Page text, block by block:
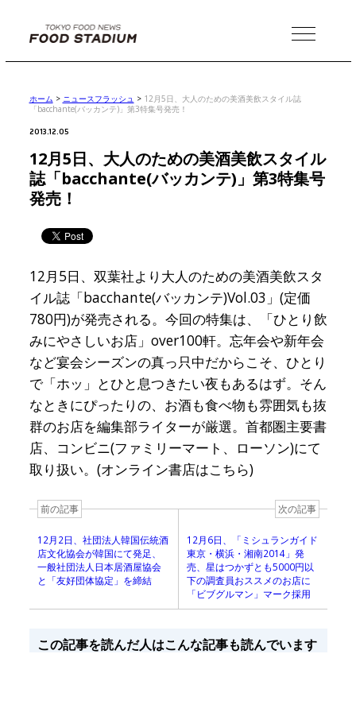
MENU
ホーム > ニュースフラッシュ > 12月5日、大人のための美酒美飲スタイル誌
「bacchante(バッカンテ)」第3特集号発売！
2013.12.05
12月5日、大人のための美酒美飲スタイル
誌「bacchante(バッカンテ)」第3特集号
発売！
12月5日、双葉社より大人のための美酒美飲スタ
イル誌「bacchante(バッカンテ)Vol.03」(定価
780円)が発売される。今回の特集は、「ひとり飲
みにやさしいお店」over100軒。忘年会や新年会
など宴会シーズンの真っ只中だからこそ、ひとり
で「ホッ」とひと息つきたい夜もあるはず。そん
なときにぴったりの、お酒も食べ物も雰囲気も抜
群のお店を編集部ライターが厳選。首都圏主要書
店、コンビニ(ファミリーマート、ローソン)にて
取り扱い。(オンライン書店はこちら)
前の記事
12月2日、社団法人韓国伝統酒
店文化協会が韓国にて発足、
一般社団法人日本居酒屋協会
と「友好団体協定」を締結
次の記事
12月6日、「ミシュランガイド
東京・横浜・湘南2014」発
売、星はつかずとも5000円以
下の調査員おススメのお店に
「ビブグルマン」マーク採用
この記事を読んだ人はこんな記事も読んでいます